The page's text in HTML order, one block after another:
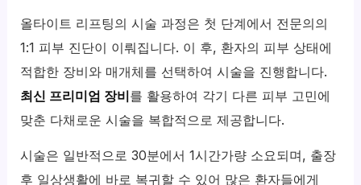
올타이트 리프팅의 시술 과정은 첫 단계에서 전문의의
1:1 피부 진단이 이뤄집니다. 이 후, 환자의 피부 상태에
적합한 장비와 매개체를 선택하여 시술을 진행합니다.
최신 프리미엄 장비를 활용하여 각기 다른 피부 고민에
맞춘 다채로운 시술을 복합적으로 제공합니다.
시술은 일반적으로 30분에서 1시간가량 소요되며, 출장
후 일상생활에 바로 복귀할 수 있어 많은 환자들에게